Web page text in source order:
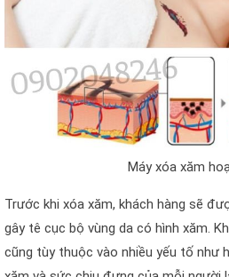
Máy xóa xăm
Trước khi xóa xăm, khách hàng sẽ
gây tê cục bộ vùng da có hình xăm.
cũng tùy thuộc vào nhiều yếu tố như